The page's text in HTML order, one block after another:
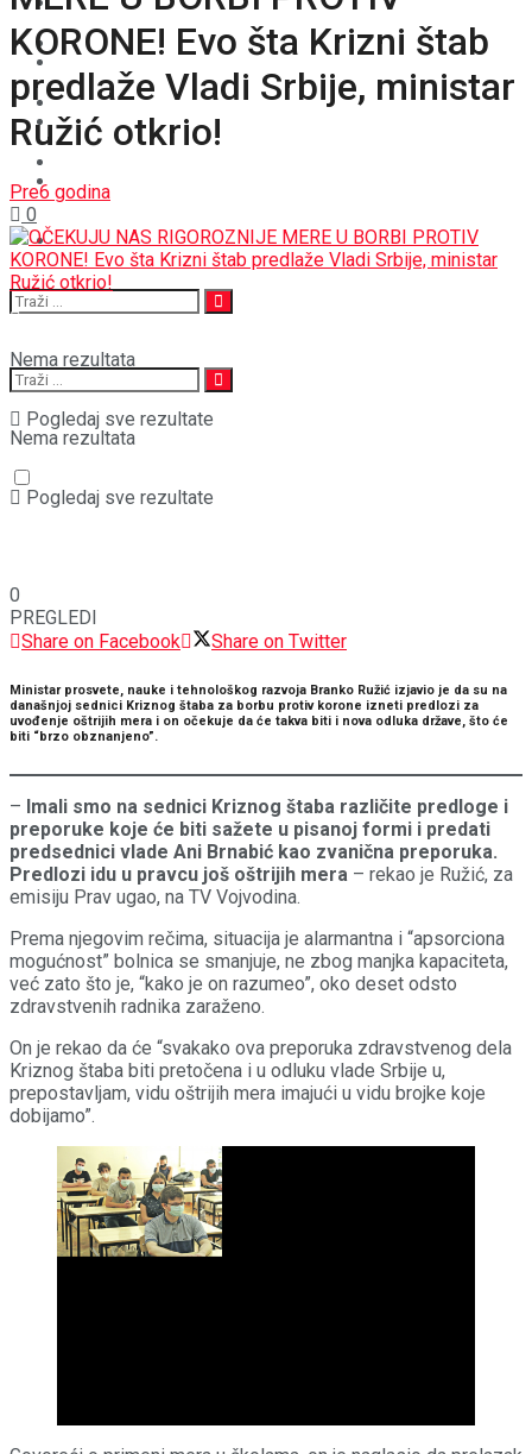
STAV
MAGAZIN
Nema rezultata
Pogledaj sve rezultate
CRNA HRONIKA
STAV
MAGAZIN
SPORT
Nema rezultata
Pogledaj sve rezultate
KORONE! Evo šta Krizni štab
predlaže Vladi Srbije, ministar
Ružić otkrio!
Pre6 godina
0
0
PREGLEDI
Share on Facebook
Share on Twitter
Ministar prosvete, nauke i tehnološkog razvoja Branko Ružić izjavio je da su na
današnjoj sednici Kriznog štaba za borbu protiv korone izneti predlozi za
uvođenje oštrijih mera i on očekuje da će takva biti i nova odluka države, što će
biti “brzo obznanjeno”.
– Imali smo na sednici Kriznog štaba različite predloge i
preporuke koje će biti sažete u pisanoj formi i predati
predsednici vlade Ani Brnabić kao zvanična preporuka.
Predlozi idu u pravcu još oštrijih mera – rekao je Ružić, za
emisiju Prav ugao, na TV Vojvodina.
Prema njegovim rečima, situacija je alarmantna i “apsorciona
mogućnost” bolnica se smanjuje, ne zbog manjka kapaciteta,
već zato što je, “kako je on razumeo”, oko deset odsto
zdravstvenih radnika zaraženo.
On je rekao da će “svakako ova preporuka zdravstvenog dela
Kriznog štaba biti pretočena i u odluku vlade Srbije u,
prepostavljam, vidu oštrijih mera imajući u vidu brojke koje
dobijamo”.